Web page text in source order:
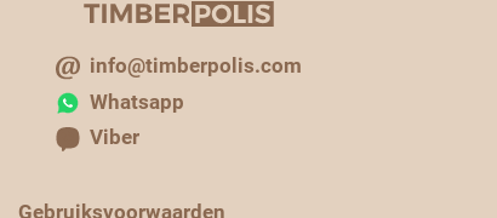
info@timberpolis.com
Whatsapp
Viber
Gebruiksvoorwaarden